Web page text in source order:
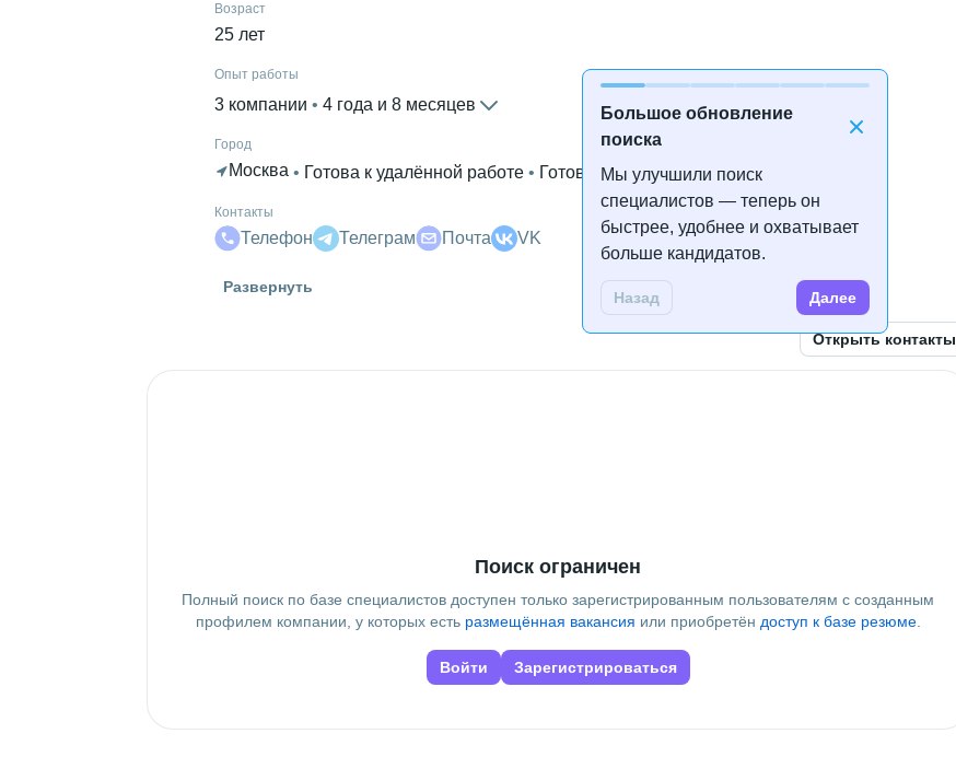
Большое обновление
поиска
Мы улучшили поиск
специалистов — теперь он
быстрее, удобнее и охватывает
больше кандидатов.
Назад Далее
Возраст
25 лет
Опыт работы
3 компании 4 года и 8 месяцев
Город
Москва • Готова к удалённой работе • Готова к переезду
Контакты
Телефон Телеграм Почта VK
Английский В2
Развернуть
Открыть контакты
Поиск ограничен
Полный поиск по базе специалистов доступен только зарегистрированным пользователям с созданным
профилем компании, у которых есть размещённая вакансия или приобретён доступ к базе резюме.
Войти Зарегистрироваться